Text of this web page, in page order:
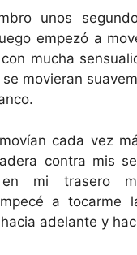
unos
empezó a
mucha
movieran
cada vez
contra mis
en mi trasero
a tocarme
adelante y